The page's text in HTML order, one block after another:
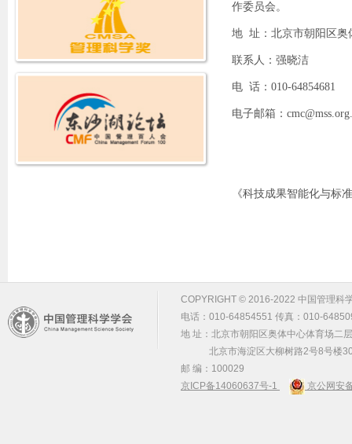
作委员会。
地 址：北京市朝阳区奥
联系人：强晓洁
电 话： 010-64854681
电子邮箱：
《科技成果智能化与标
COPYRIGHT © 2016-2022 中国管理科
电话：010-64854551 传真：010-
地 址：北京市朝阳区奥体中心体育场二
北京市海淀区大柳树路2号8号楼
邮 编：100029
京ICP备14060637号-1
京公网安